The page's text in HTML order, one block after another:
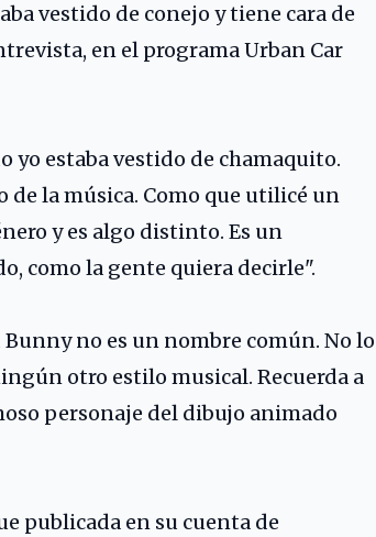
vestido de conejo y tiene cara de
en el programa Urban Car
yo estaba vestido de chamaquito.
de la música. Como que utilicé un
y es algo distinto. Es un
como la gente quiera decirle".
no es un nombre común. No lo
otro estilo musical. Recuerda a
personaje del dibujo animado
publicada en su cuenta de